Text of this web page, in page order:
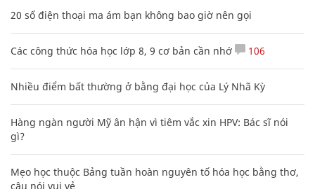
20 số điện thoại ma ám bạn không bao giờ nên gọi
Các công thức hóa học lớp 8, 9 cơ bản cần nhớ 106
Nhiều điểm bất thường ở bằng đại học của Lý Nhã Kỳ
Hàng ngàn người Mỹ ân hận vì tiêm vắc xin HPV: Bác sĩ nói
gì?
Mẹo học thuộc Bảng tuần hoàn nguyên tố hóa học bằng thơ,
câu nói vui vẻ